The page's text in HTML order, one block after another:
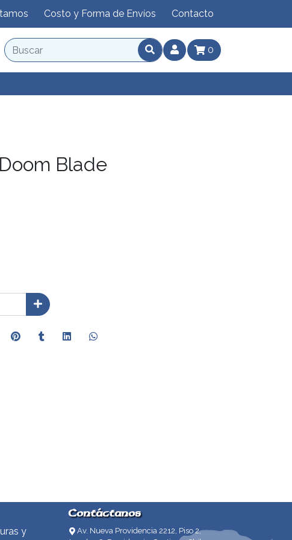
Costo y Forma de Envíos Contacto
0
Blade
y
Contáctanos
Av. Nueva Providencia 2212, Piso 2,